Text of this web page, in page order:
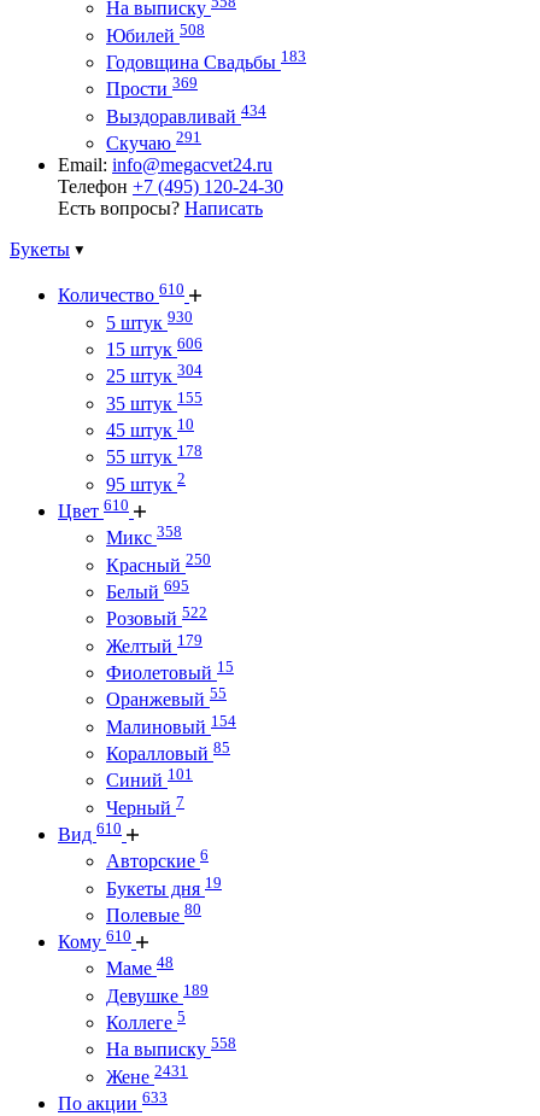
На выписку
Юбилей 508
Годовщина Свадьбы 183
Прости 369
Выздоравливай 434
Скучаю 291
Email: info@megacvet24.ru
Телефон +7 (495) 120-24-30
Есть вопросы? Написать
Букеты
Количество 610
5 штук 930
15 штук 606
25 штук 304
35 штук 155
45 штук 10
55 штук 178
95 штук 2
Цвет 610
Микс 358
Красный 250
Белый 695
Розовый 522
Желтый 179
Фиолетовый 15
Оранжевый 55
Малиновый 154
Коралловый 85
Синий 101
Черный 7
Вид 610
Авторские 6
Букеты дня 19
Полевые 80
Кому 610
Маме 48
Девушке 189
Коллеге 5
На выписку 558
Жене 2431
По акции 633